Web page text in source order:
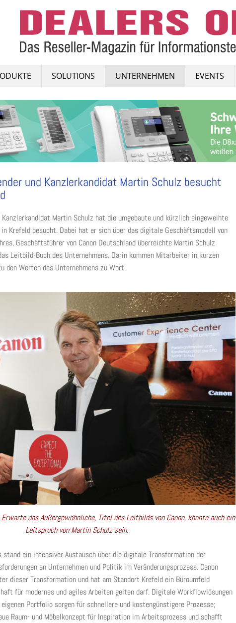
SOLUTIONS UNTERNEHMEN EVENTS
und Kanzlerkandidat Martin Schulz besucht
Martin Schulz hat die umgebaute und kürzlich eingeweihte
Krefeld besucht. Dabei hat er sich über das digitale Geschäftsmodell von
Geschäftsführer von Canon Deutschland überreichte Martin Schulz
Leitbild-Buch des Unternehmens. Darin kommen Mitarbeiter in kurzen
den Werten des Unternehmens zu Wort.
das Außergewöhnliche, Titel des Leitbilds von Canon, könnte auch ein
Leitspruch von Martin Schulz sein.
ein intensiver Austausch über die digitale Transformation der
an Unternehmen und Politik im Veränderungsprozess. Canon
dieser Transformation und hat am Standort Krefeld ein Büroumfeld
für modernes und agiles Arbeiten gelten darf. Digitale Workflowlösungen
Portfolio sorgen für schnellere und kostengünstigere Prozesse;
Raum- und Möbelkonzept für Inspiration im Arbeitsprozess und schafft